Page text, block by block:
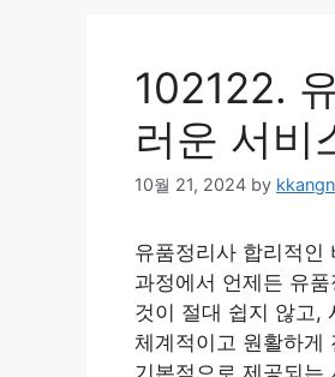
102122.
러운 서비
10월 21, 2024 by
유품정리사 합리적
과정에서 언제든 유
것이 절대 쉽지 않고,
체계적이고 원활하게